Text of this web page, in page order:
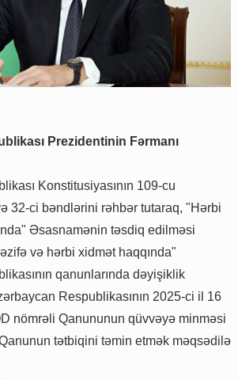
Prezidentinin Fərmanı
Konstitusiyasının 109-cu
32-ci bəndlərini rəhbər tutaraq, "Hərbi
Əsasnamənin təsdiq edilməsi
və hərbi xidmət haqqında"
qanunlarında dəyişiklik
Respublikasının 2025-ci il 16
nömrəli Qanununun qüvvəyə minməsi
tətbiqini təmin etmək məqsədilə